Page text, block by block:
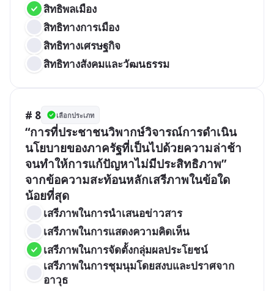
สิทธิพลเมือง
สิทธิทางการเมือง
สิทธิทางเศรษฐกิจ
สิทธิทางสังคมและวัฒนธรรม
# 8 เลือกประเภท
“การที่ประชาชนวิพากษ์วิจารณ์การดำเนิน
นโยบายของภาครัฐที่เป็นไปด้วยความล่าช้า
จนทำให้การแก้ปัญหาไม่มีประสิทธิภาพ”
จากข้อความสะท้อนหลักเสรีภาพในข้อใด
น้อยที่สุด
เสรีภาพในการนำเสนอข่าวสาร
เสรีภาพในการแสดงความคิดเห็น
เสรีภาพในการจัดตั้งกลุ่มผลประโยชน์
เสรีภาพในการชุมนุมโดยสงบและปราศจาก
อาวุธ